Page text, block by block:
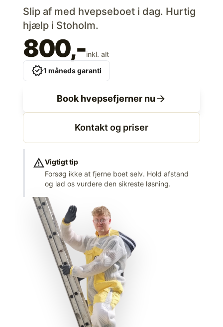
Slip af med hvepseboet i dag. Hurtig
hjælp i Stoholm.
800,-inkl. alt
verified1 måneds garanti
Book hvepsefjerner nu arrow_forward
Kontakt og priser
warningVigtigt tip
Forsøg ikke at fjerne boet selv. Hold afstand
og lad os vurdere den sikreste løsning.